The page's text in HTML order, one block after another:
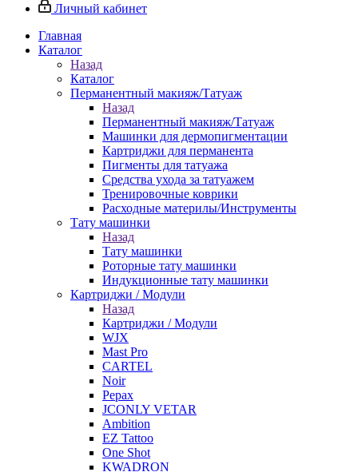
Личный кабинет
Главная
Каталог
Назад
Каталог
Перманентный макияж/Татуаж
Назад
Перманентный макияж/Татуаж
Машинки для дермопигментации
Картриджи для перманента
Пигменты для татуажа
Средства ухода за татуажем
Тренировочные коврики
Расходные материлы/Инструменты
Тату машинки
Назад
Тату машинки
Роторные тату машинки
Индукционные тату машинки
Картриджи / Модули
Назад
Картриджи / Модули
WJX
Mast Pro
CARTEL
Noir
Pepax
JCONLY VETAR
Ambition
EZ Tattoo
One Shot
KWADRON